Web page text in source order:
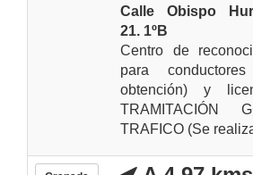
Calle Obispo
21. 1ºB
Centro de
para
obtención) y
TRAMITACIÓN
TRAFICO (Se